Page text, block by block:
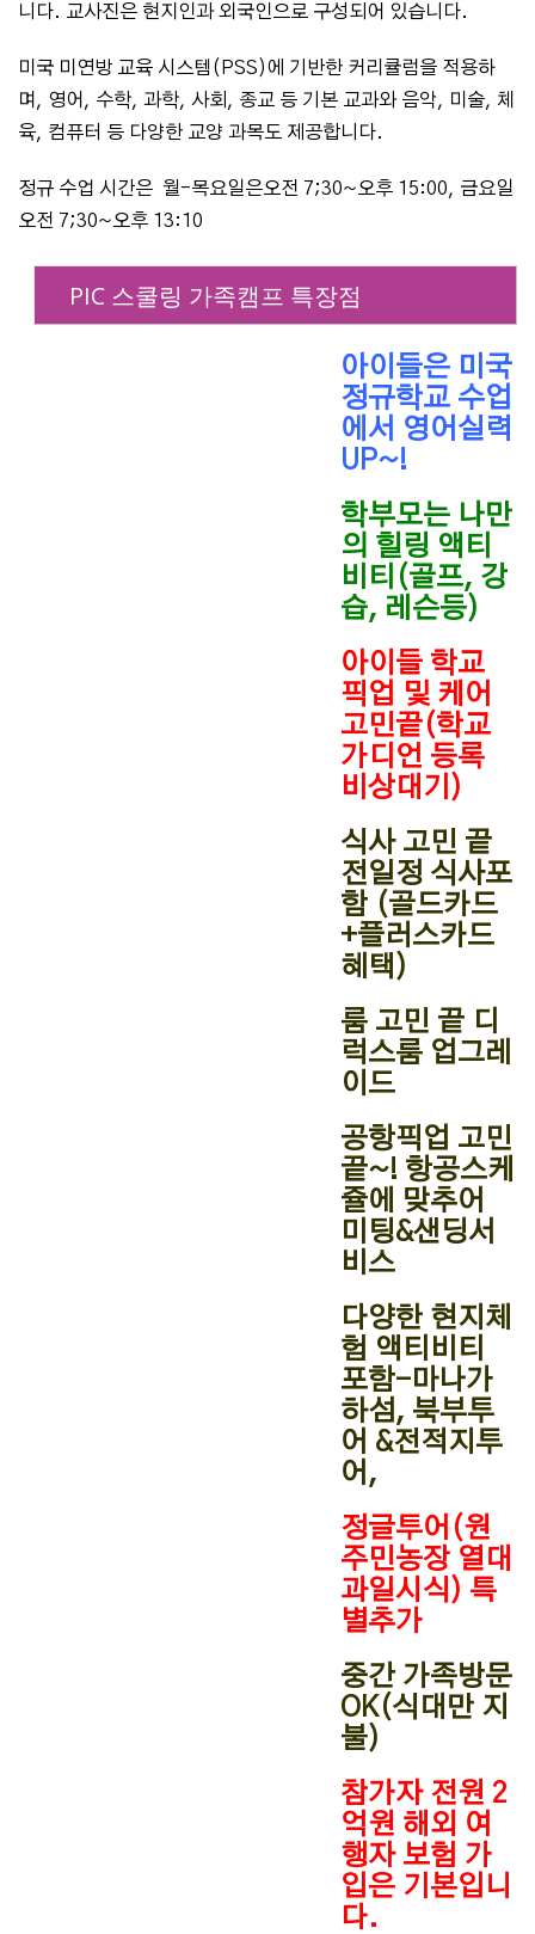
니다. 교사진은 현지인과 외국인으로 구성되어 있습니다.
미국 미연방 교육 시스템(PSS)에 기반한 커리큘럼을 적용하
며, 영어, 수학, 과학, 사회, 종교 등 기본 교과와 음악, 미술, 체
육, 컴퓨터 등 다양한 교양 과목도 제공합니다.
정규 수업 시간은 월-목요일은오전 7;30~오후 15:00, 금요일
오전 7;30~오후 13:10
PIC 스쿨링 가족캠프 특장점
아이들은 미국
정규학교 수업
에서 영어실력
UP~!
학부모는 나만
의 힐링 액티
비티(골프, 강
습, 레슨등)
아이들 학교
픽업 및 케어
고민끝(학교
가디언 등록
비상대기)
식사 고민 끝
전일정 식사포
함 (골드카드
+플러스카드
혜택)
룸 고민 끝 디
럭스룸 업그레
이드
공항픽업 고민
끝~! 항공스케
쥴에 맞추어
미팅&샌딩서
비스
다양한 현지체
험 액티비티
포함-마나가
하섬, 북부투
어 &전적지투
어,
정글투어(원
주민농장 열대
과일시식) 특
별추가
중간 가족방문
OK(식대만 지
불)
참가자 전원 2
억원 해외 여
행자 보험 가
입은 기본입니
다.